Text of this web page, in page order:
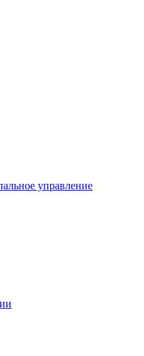
управление